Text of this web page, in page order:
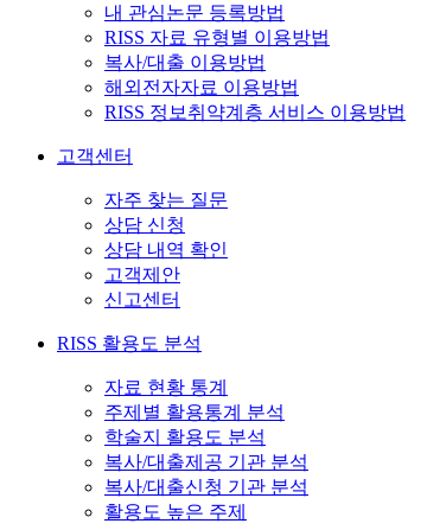
내 관심논문 등록방법
RISS 자료 유형별 이용방법
복사/대출 이용방법
해외전자자료 이용방법
RISS 정보취약계층 서비스 이용방법
고객센터
자주 찾는 질문
상담 신청
상담 내역 확인
고객제안
신고센터
RISS 활용도 분석
자료 현황 통계
주제별 활용통계 분석
학술지 활용도 분석
복사/대출제공 기관 분석
복사/대출신청 기관 분석
활용도 높은 주제